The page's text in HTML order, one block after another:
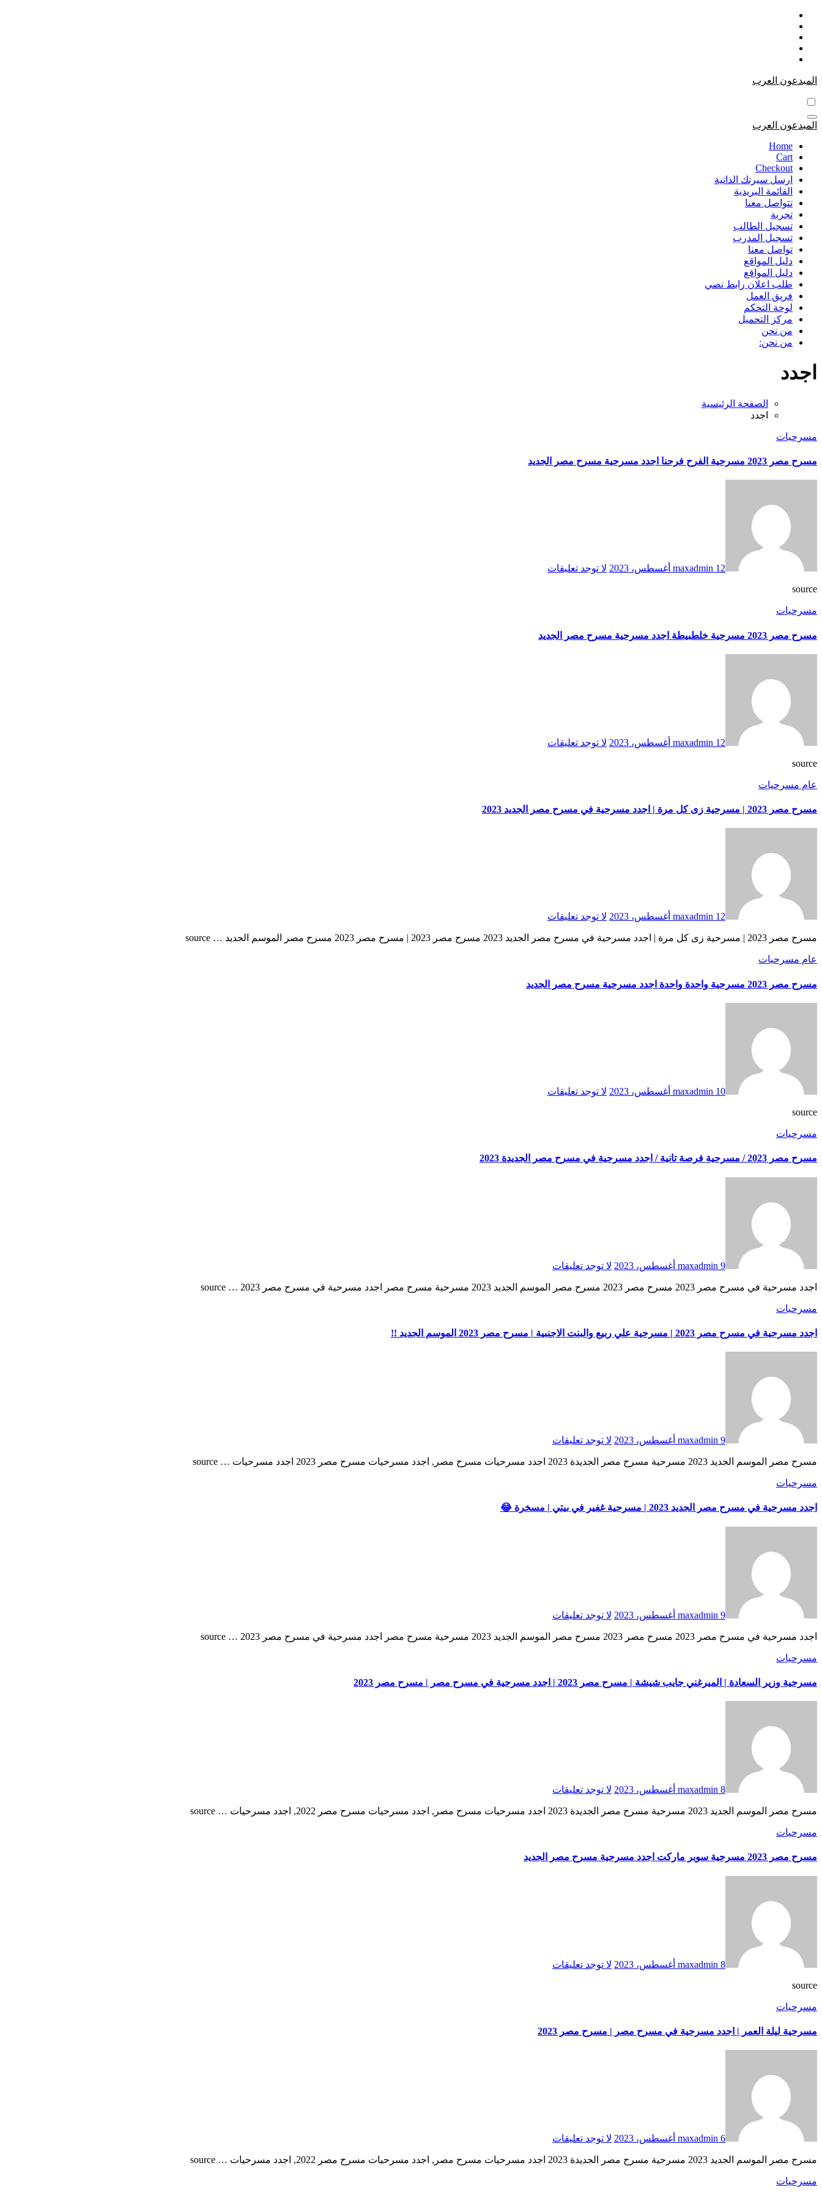
التجاوز
المحتوى
المبدعون العرب
المبدعون العرب
Home
Cart
Checkout
ارسل سيرتك الذاتية
القائمة البريدية
تتواصل معنا
تجربة
تسجيل الطالب
تسجيل المدرب
تواصل معنا
دليل المواقع
دليل المواقع
طلب اعلان رابط نصي
فريق العمل
لوحة التحكم
مركز التحميل
من نحن
من نحن:
اجدد
الصفحة الرئيسية
اجدد
مسرحيات
مسرح مصر 2023 مسرحية الفرح فرحنا اجدد مسرحية مسرح مصر الجديد
maxadmin 12 أغسطس، 2023
لا توجد تعليقات
source
مسرحيات
مسرح مصر 2023 مسرحية خلطبيطة اجدد مسرحية مسرح مصر الجديد
maxadmin 12 أغسطس، 2023
لا توجد تعليقات
source
عام مسرحيات
مسرح مصر 2023 | مسرحية زى كل مرة | اجدد مسرحية في مسرح مصر الجديد 2023
maxadmin 12 أغسطس، 2023 لا توجد تعليقات
مسرح مصر 2023 | مسرحية زى كل مرة | اجدد مسرحية في مسرح مصر الجديد 2023 مسرح مصر 2023 | مسرح مصر 2023 مسرح مصر الموسم الجديد … source
عام مسرحيات
مسرح مصر 2023 مسرحية واحدة واحدة اجدد مسرحية مسرح مصر الجديد
maxadmin 10 أغسطس، 2023
لا توجد تعليقات
source
مسرحيات
مسرح مصر 2023 / مسرحية فرصة تانية / اجدد مسرحية في مسرح مصر الجديدة 2023
maxadmin 9 أغسطس، 2023 لا توجد تعليقات
اجدد مسرحية في مسرح مصر 2023 مسرح مصر 2023 مسرح مصر الموسم الجديد 2023 مسرحية مسرح مصر اجدد مسرحية في مسرح مصر 2023 … source
مسرحيات
اجدد مسرحية في مسرح مصر 2023 | مسرحية علي ربيع والبنت الاجنبية | مسرح مصر 2023 الموسم الجديد !!
maxadmin 9 أغسطس، 2023 لا توجد تعليقات
مسرح مصر الموسم الجديد 2023 مسرحية مسرح مصر الجديدة 2023 اجدد مسرحيات مسرح مصر, اجدد مسرحيات مسرح مصر 2023 اجدد مسرحيات … source
مسرحيات
اجدد مسرحية في مسرح مصر الجديد 2023 | مسرحية غفير في بيتي | مسخرة 😂
maxadmin 9 أغسطس، 2023 لا توجد تعليقات
اجدد مسرحية في مسرح مصر 2023 مسرح مصر 2023 مسرح مصر الموسم الجديد 2023 مسرحية مسرح مصر اجدد مسرحية في مسرح مصر 2023 … source
مسرحيات
مسرحية وزير السعادة | الميرغني جايب شيشة | مسرح مصر 2023 | اجدد مسرحية في مسرح مصر | مسرح مصر 2023
maxadmin 8 أغسطس، 2023 لا توجد تعليقات
مسرح مصر الموسم الجديد 2023 مسرحية مسرح مصر الجديدة 2023 اجدد مسرحيات مسرح مصر, اجدد مسرحيات مسرح مصر 2022, اجدد مسرحيات … source
مسرحيات
مسرح مصر 2023 مسرحية سوبر ماركت اجدد مسرحية مسرح مصر الجديد
maxadmin 8 أغسطس، 2023
لا توجد تعليقات
source
مسرحيات
مسرحية ليلة العمر | اجدد مسرحية في مسرح مصر | مسرح مصر 2023
maxadmin 6 أغسطس، 2023 لا توجد تعليقات
مسرح مصر الموسم الجديد 2023 مسرحية مسرح مصر الجديدة 2023 اجدد مسرحيات مسرح مصر, اجدد مسرحيات مسرح مصر 2022, اجدد مسرحيات … source
مسرحيات